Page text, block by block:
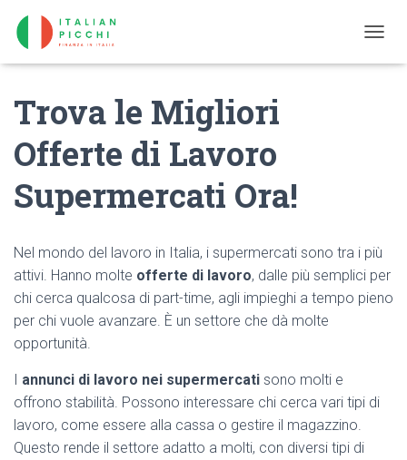
O
T
I
N
Trova le Migliori
Offerte di Lavoro
Supermercati Ora!
Nel mondo del lavoro in Italia, i supermercati sono tra i più
attivi. Hanno molte offerte di lavoro, dalle più semplici per
chi cerca qualcosa di part-time, agli impieghi a tempo pieno
per chi vuole avanzare. È un settore che dà molte
opportunità.
I annunci di lavoro nei supermercati sono molti e
offrono stabilità. Possono interessare chi cerca vari tipi di
lavoro, come essere alla cassa o gestire il magazzino.
Questo rende il settore adatto a molti, con diversi tipi di